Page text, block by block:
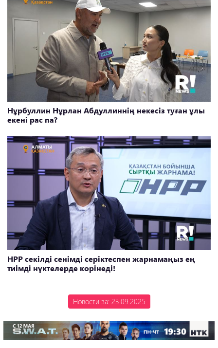
Нұрбуллин Нұрлан Абдуллиннің некесіз туған ұлы
екені рас па?
НРР секілді сенімді серіктеспен жарнамаңыз ең
тиімді нүктелерде көрінеді!
Новости за: 23.09.2025